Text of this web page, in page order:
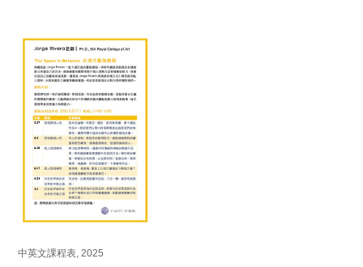
中英文課程表, 2025